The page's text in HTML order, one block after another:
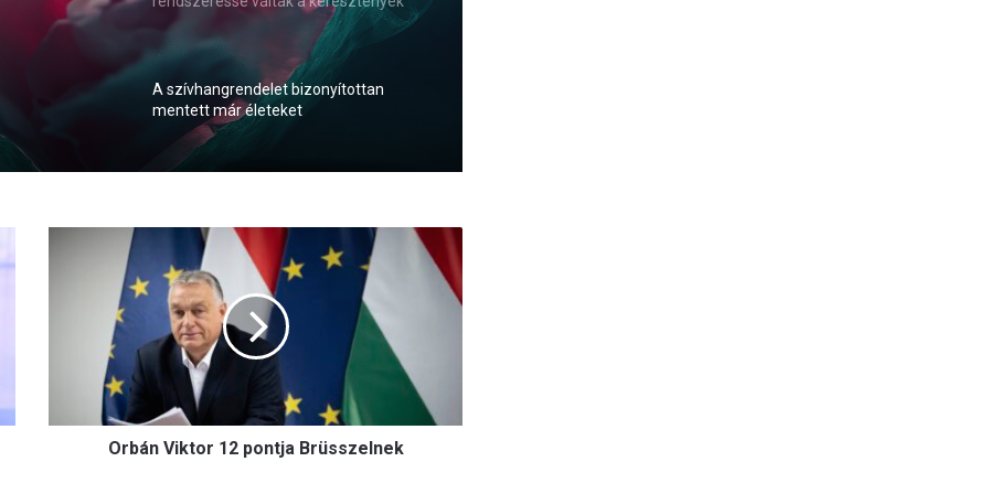
elleni agresszív megnyilvánulások
A szívhangrendelet bizonyítottan
mentett már életeket
t
Orbán Viktor 12 pontja Brüsszelnek